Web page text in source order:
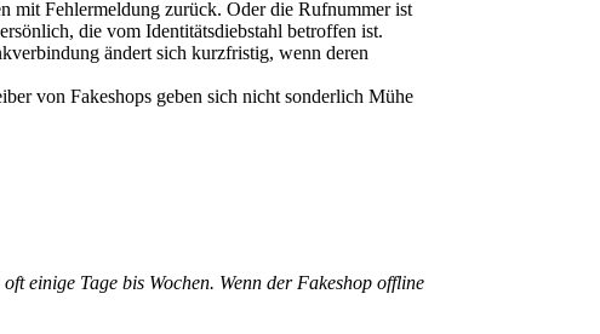
mit Fehlermeldung zurück. Oder die Rufnummer ist
die vom Identitätsdiebstahl betroffen ist.
ändert sich kurzfristig, wenn deren
von Fakeshops geben sich nicht sonderlich Mühe
einige Tage bis Wochen. Wenn der Fakeshop offline